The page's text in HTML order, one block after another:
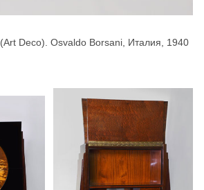
Deco). Osvaldo Borsani, Италия, 1940